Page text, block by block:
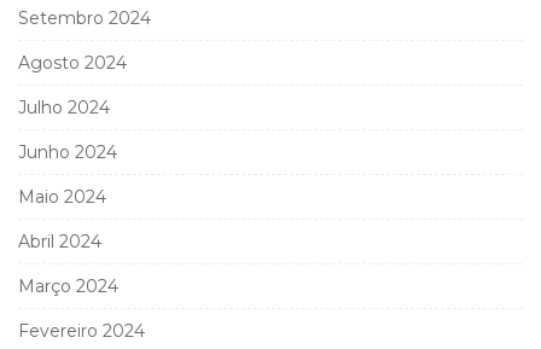
Setembro 2024
Agosto 2024
Julho 2024
Junho 2024
Maio 2024
Abril 2024
Março 2024
Fevereiro 2024